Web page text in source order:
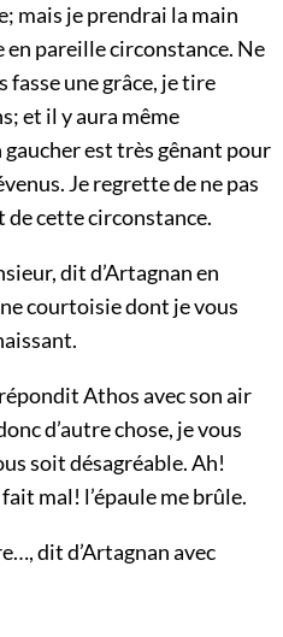
mais je prendrai la main
en pareille circonstance. Ne
fasse une grâce, je tire
et il y aura même
est très gênant pour
Je regrette de ne pas
cette circonstance.
dit d’Artagnan en
courtoisie dont je vous
Athos avec son air
d’autre chose, je vous
soit désagréable. Ah!
mal! l’épaule me brûle.
dit d’Artagnan avec